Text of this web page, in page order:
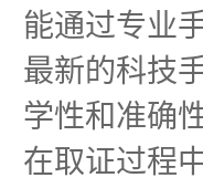
能通过专业
最新的科技
学性和准确
在取证过程